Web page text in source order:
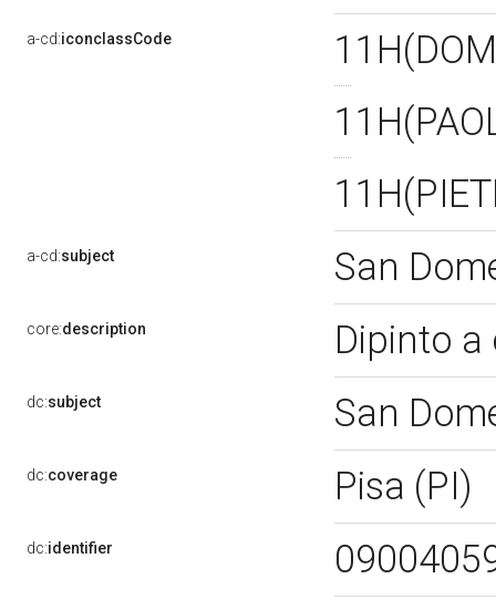
a-cd:iconclassCode
a-cd:subject San
core:description Dipinto
dc:subject San
dc:coverage Pisa (PI)
dc:identifier